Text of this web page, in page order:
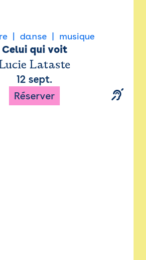
danse musique
Celui qui voit
Lataste
12 sept.
Réserver